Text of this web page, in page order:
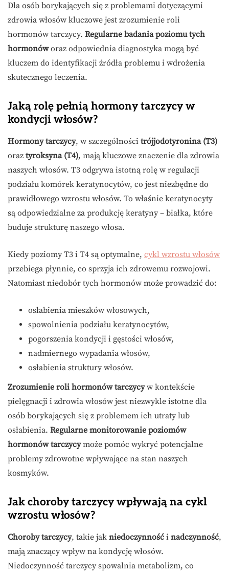
Dla osób borykających się z problemami dotyczącymi
zdrowia włosów kluczowe jest zrozumienie roli
hormonów tarczycy. Regularne badania poziomu tych
hormonóworaz odpowiednia diagnostyka mogą być
kluczem do identyfikacji źródła problemu i wdrożenia
skutecznego leczenia.
Jaką rolę pełnią hormony tarczycy w
kondycji włosów?
Hormony tarczycy, w szczególności trójjodotyronina (T3)
oraz tyroksyna (T4), mają kluczowe znaczenie dla zdrowia
naszych włosów. T3 odgrywa istotną rolę w regulacji
podziału komórek keratynocytów, co jest niezbędne do
prawidłowego wzrostu włosów. To właśnie keratynocyty
są odpowiedzialne za produkcję keratyny – białka, które
buduje strukturę naszego włosa.
Kiedy poziomy T3 i T4 są optymalne, cykl wzrostu włosów
przebiega płynnie, co sprzyja ich zdrowemu rozwojowi.
Natomiast niedobór tych hormonów może prowadzić do:
osłabienia mieszków włosowych,
spowolnienia podziału keratynocytów,
pogorszenia kondycji i gęstości włosów,
nadmiernego wypadania włosów,
osłabienia struktury włosów.
Zrozumienie roli hormonów tarczycyw kontekście
pielęgnacji i zdrowia włosów jest niezwykle istotne dla
osób borykających się z problemem ich utraty lub
osłabienia. Regularne monitorowanie poziomów
hormonów tarczycymoże pomóc wykryć potencjalne
problemy zdrowotne wpływające na stan naszych
kosmyków.
Jak choroby tarczycy wpływają na cykl
wzrostu włosów?
Choroby tarczycy, takie jak niedoczynność i nadczynność,
mają znaczący wpływ na kondycję włosów.
Niedoczynność tarczycy spowalnia metabolizm, co